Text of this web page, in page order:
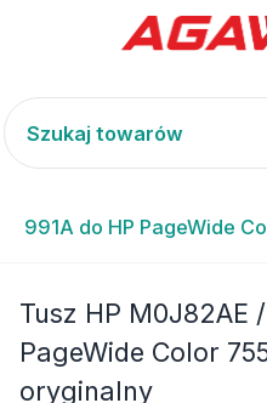
991A do HP PageWide
Tusz HP M0J82AE
PageWide Color
oryginalny